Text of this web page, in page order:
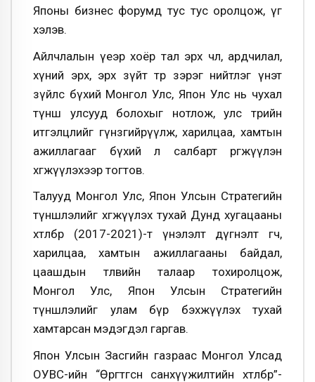
Японы бизнес форумд тус тус оролцож, үг
хэлэв.
Айлчлалын үеэр хоёр тал эрх чөлөө, ардчилал,
хүний эрх, эрх зүйт төр зэрэг нийтлэг үнэт
зүйлс бүхий Монгол Улс, Япон Улс нь чухал
түнш улсууд болохыг нотлож, улс төрийн
итгэлцлийг гүнзгийрүүлж, харилцаа, хамтын
ажиллагааг бүхий л салбарт өргөжүүлэн
хөгжүүлэхээр тогтов.
Талууд Монгол Улс, Япон Улсын Стратегийн
түншлэлийг хөгжүүлэх тухай Дунд хугацааны
хөтөлбөр (2017-2021)-т үнэлэлт дүгнэлт өгч,
харилцаа, хамтын ажиллагааны байдал,
цаашдын төлвийн талаар тохиролцож,
Монгол Улс, Япон Улсын Стратегийн
түншлэлийг улам бүр бэхжүүлэх тухай
хамтарсан мэдэгдэл гаргав.
Япон Улсын Засгийн газраас Монгол Улсад
ОУВС-ийн “Өргөтгөсөн санхүүжилтийн хөтөлбөр”-